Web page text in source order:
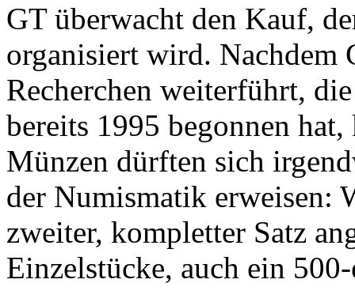
GT überwacht den Kauf,
organisiert wird. Nachdem
Recherchen weiterführt,
bereits 1995 begonnen
Münzen dürften sich
der Numismatik erweisen:
zweiter, kompletter Satz
Einzelstücke, auch ein